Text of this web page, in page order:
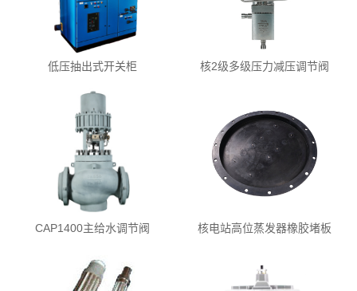
低压抽出式开关柜 核2级多级压力减压调节阀
CAP1400主给水调节阀 核电站高位蒸发器橡胶堵板